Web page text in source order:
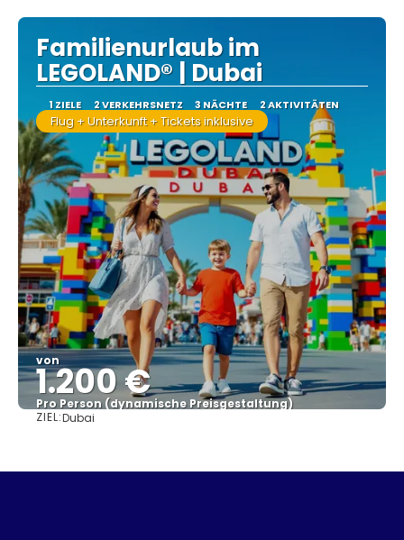
Familienurlaub im
LEGOLAND® | Dubai
1 ZIELE 2 VERKEHRSNETZ 3 NÄCHTE 2 AKTIVITÄTEN
Flug + Unterkunft + Tickets inklusive
von
1.200 €
Pro Person (dynamische Preisgestaltung)
ZIEL:Dubai